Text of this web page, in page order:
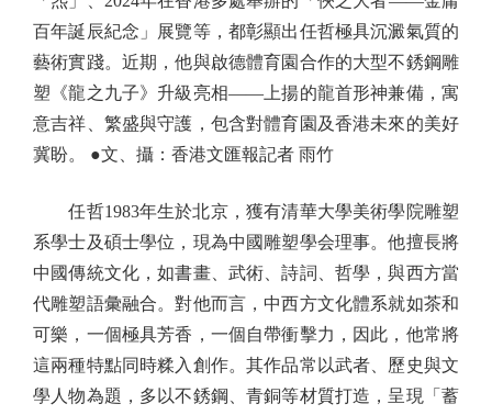
百年誕辰紀念」展覽等，都彰顯出任哲極具沉澱氣質的
藝術實踐。近期，他與啟德體育園合作的大型不銹鋼雕
塑《龍之九子》升級亮相——上揚的龍首形神兼備，寓
意吉祥、繁盛與守護，包含對體育園及香港未來的美好
冀盼。 ●文、攝：香港文匯報記者 雨竹
任哲1983年生於北京，獲有清華大學美術學院雕塑
系學士及碩士學位，現為中國雕塑學会理事。他擅長將
中國傳統文化，如書畫、武術、詩詞、哲學，與西方當
代雕塑語彙融合。對他而言，中西方文化體系就如茶和
可樂，一個極具芳香，一個自帶衝擊力，因此，他常將
這兩種特點同時糅入創作。其作品常以武者、歷史與文
學人物為題，多以不銹鋼、青銅等材質打造，呈現「蓄